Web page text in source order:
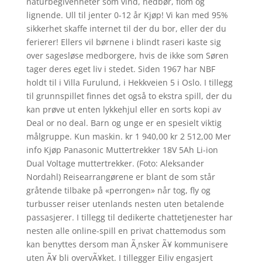
lignende. Ull til jenter 0-12 år Kjøp! Vi kan med 95%
sikkerhet skaffe internet til der du bor, eller der du
ferierer! Ellers vil børnene i blindt raseri kaste sig
over sagesløse medborgere, hvis de ikke som Søren
tager deres eget liv i stedet. Siden 1967 har NBF
holdt til i Villa Furulund, i Hekkveien 5 i Oslo. I tillegg
til grunnspillet finnes det også to ekstra spill, der du
kan prøve ut enten lykkehjul eller en sorts kopi av
Deal or no deal. Barn og unge er en spesielt viktig
målgruppe. Kun maskin. kr 1 940,00 kr 2 512,00 Mer
info Kjøp Panasonic Muttertrekker 18V 5Ah Li-ion
Dual Voltage muttertrekker. (Foto: Aleksander
Nordahl) Reisearrangørene er blant de som står
gråtende tilbake på «perrongen» når tog, fly og
turbusser reiser utenlands nesten uten betalende
passasjerer. I tillegg til dedikerte chattetjenester har
nesten alle online-spill en privat chattemodus som
kan benyttes dersom man Ã¸nsker Ã¥ kommunisere
uten Ã¥ bli overvÃ¥ket. I tillegger Eiliv engasjert